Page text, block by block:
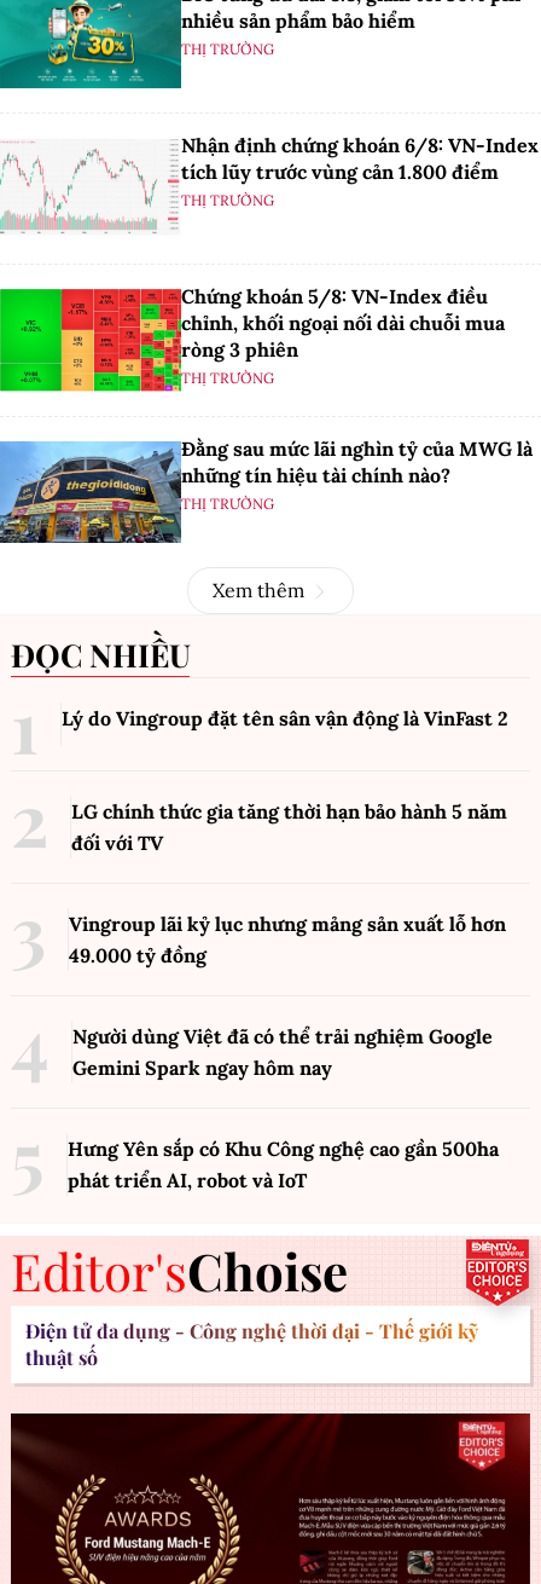
nhiều sản phẩm bảo hiểm
THỊ TRƯỜNG
Nhận định chứng khoán 6/8: VN-Index
tích lũy trước vùng cản 1.800 điểm
THỊ TRƯỜNG
Chứng khoán 5/8: VN-Index điều
chỉnh, khối ngoại nối dài chuỗi mua
ròng 3 phiên
THỊ TRƯỜNG
Đằng sau mức lãi nghìn tỷ của MWG là
những tín hiệu tài chính nào?
THỊ TRƯỜNG
Xem thêm
ĐỌC NHIỀU
Lý do Vingroup đặt tên sân vận động là VinFast 2
LG chính thức gia tăng thời hạn bảo hành 5 năm
đối với TV
Vingroup lãi kỷ lục nhưng mảng sản xuất lỗ hơn
49.000 tỷ đồng
Người dùng Việt đã có thể trải nghiệm Google
Gemini Spark ngay hôm nay
Hưng Yên sắp có Khu Công nghệ cao gần 500ha
phát triển AI, robot và IoT
Editor'sChoise
Điện tử đa dụng - Công nghệ thời đại - Thế giới kỹ
thuật số